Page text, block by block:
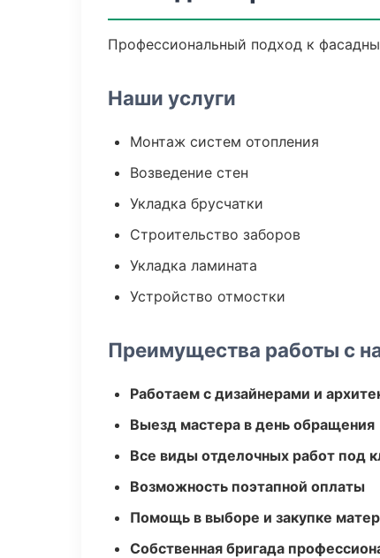
Профессиональный подход к
Наши услуги
Монтаж систем отопления
Возведение стен
Укладка брусчатки
Строительство заборов
Укладка ламината
Устройство отмостки
Преимущества работы с
Работаем с дизайнерами и
Выезд мастера в день обращения
Все виды отделочных работ под
Возможность поэтапной оплаты
Помощь в выборе и закупке
Собственная бригада